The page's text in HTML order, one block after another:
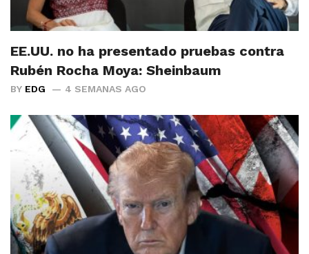
EE.UU. no ha presentado pruebas contra
Rubén Rocha Moya: Sheinbaum
BY EDG 4 SEMANAS AGO